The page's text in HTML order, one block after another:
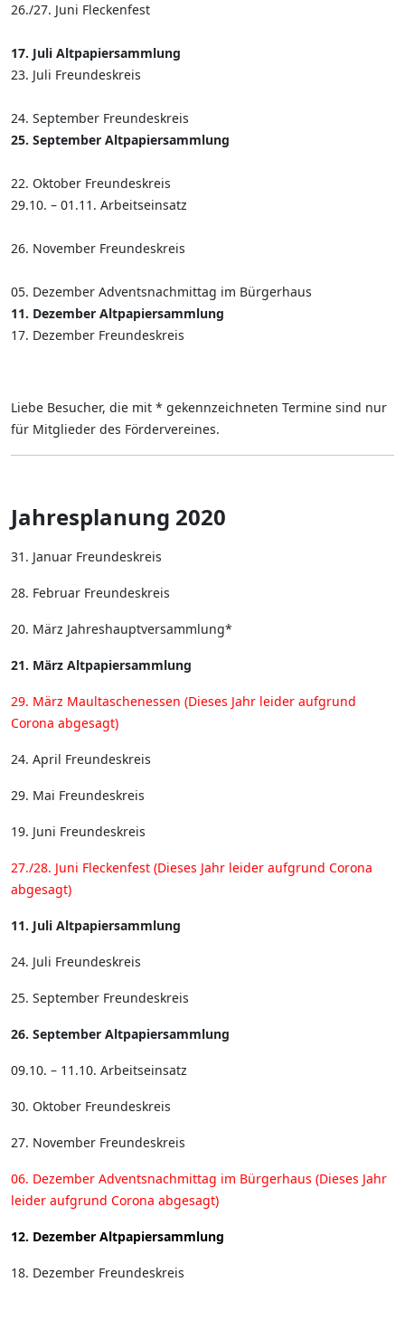
26./27. Juni Fleckenfest
17. Juli Altpapiersammlung
23. Juli Freundeskreis
24. September Freundeskreis
25. September Altpapiersammlung
22. Oktober Freundeskreis
29.10. – 01.11. Arbeitseinsatz
26. November Freundeskreis
05. Dezember Adventsnachmittag im Bürgerhaus
11. Dezember Altpapiersammlung
17. Dezember Freundeskreis
Liebe Besucher, die mit * gekennzeichneten Termine sind nur
für Mitglieder des Fördervereines.
Jahresplanung 2020
31. Januar Freundeskreis
28. Februar Freundeskreis
20. März Jahreshauptversammlung*
21. März Altpapiersammlung
29. März Maultaschenessen (Dieses Jahr leider aufgrund
Corona abgesagt)
24. April Freundeskreis
29. Mai Freundeskreis
19. Juni Freundeskreis
27./28. Juni Fleckenfest (Dieses Jahr leider aufgrund Corona
abgesagt)
11. Juli Altpapiersammlung
24. Juli Freundeskreis
25. September Freundeskreis
26. September Altpapiersammlung
09.10. – 11.10. Arbeitseinsatz
30. Oktober Freundeskreis
27. November Freundeskreis
06. Dezember Adventsnachmittag im Bürgerhaus (Dieses Jahr
leider aufgrund Corona abgesagt)
12. Dezember Altpapiersammlung
18. Dezember Freundeskreis